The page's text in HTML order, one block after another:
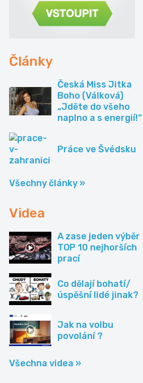
Články
Česká Miss Jitka
Boho (Válková)
„Jděte do všeho
naplno a s energií!“
Práce ve Švédsku
Všechny články »
Videa
A zase jeden výběr
TOP 10 nejhorších
prací
Co dělají bohatí/
úspěšní lidé jinak?
Jak na volbu
povolání ?
Všechna videa »